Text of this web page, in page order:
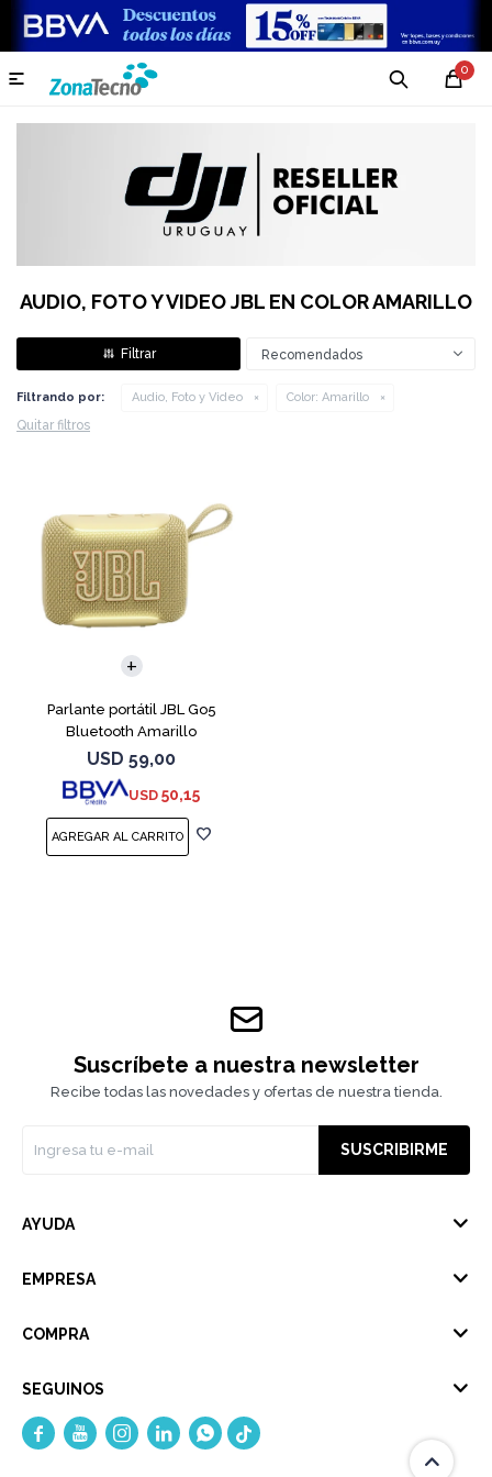
0

AUDIO, FOTO Y VIDEO JBL EN COLOR AMARILLO
Recomendados
Filtrando por: Audio, Foto y Video Color: Amarillo
Quitar filtros
Parlante portátil JBL Go5
Bluetooth Amarillo
USD 59,00
USD 50,15
Suscríbete a nuestra newsletter
Recibe todas las novedades y ofertas de nuestra tienda.
SUSCRIBIRME
AYUDA
EMPRESA
COMPRA
SEGUINOS
    